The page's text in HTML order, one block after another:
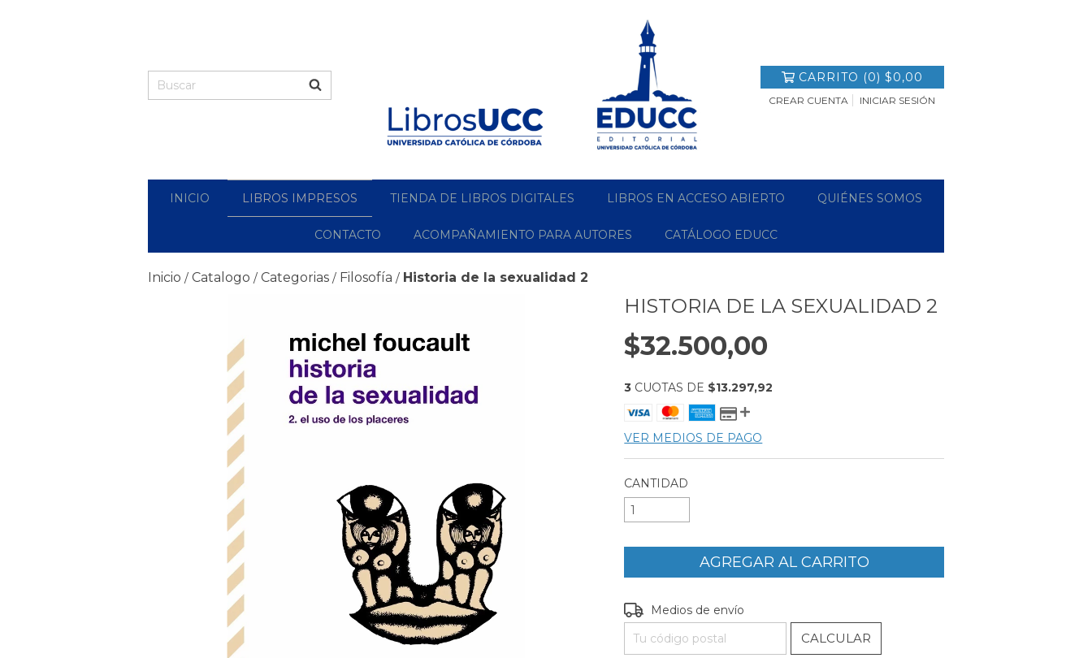
CARRITO (0) $0,00
CREAR CUENTA INICIAR SESIÓN
INICIO LIBROS IMPRESOS TIENDA DE LIBROS DIGITALES LIBROS EN ACCESO ABIERTO QUIÉNES SOMOS
CONTACTO ACOMPAÑAMIENTO PARA AUTORES CATÁLOGO EDUCC
Inicio / Catalogo / Categorias / Filosofía / Historia de la sexualidad 2
HISTORIA DE LA SEXUALIDAD 2
$32.500,00
3 CUOTAS DE $13.297,92
VER MEDIOS DE PAGO
CANTIDAD
Entregas para el CP:
Medios de envío
CALCULAR